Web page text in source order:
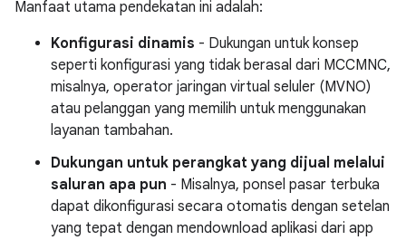
Manfaat utama pendekatan ini adalah:
Konfigurasi dinamis - Dukungan untuk konsep
seperti konfigurasi yang tidak berasal dari MCCMNC,
misalnya, operator jaringan virtual seluler (MVNO)
atau pelanggan yang memilih untuk menggunakan
layanan tambahan.
Dukungan untuk perangkat yang dijual melalui
saluran apa pun - Misalnya, ponsel pasar terbuka
dapat dikonfigurasi secara otomatis dengan setelan
yang tepat dengan mendownload aplikasi dari app